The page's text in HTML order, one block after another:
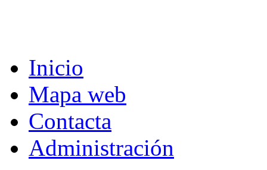
Inicio
Mapa web
Contacta
Administración